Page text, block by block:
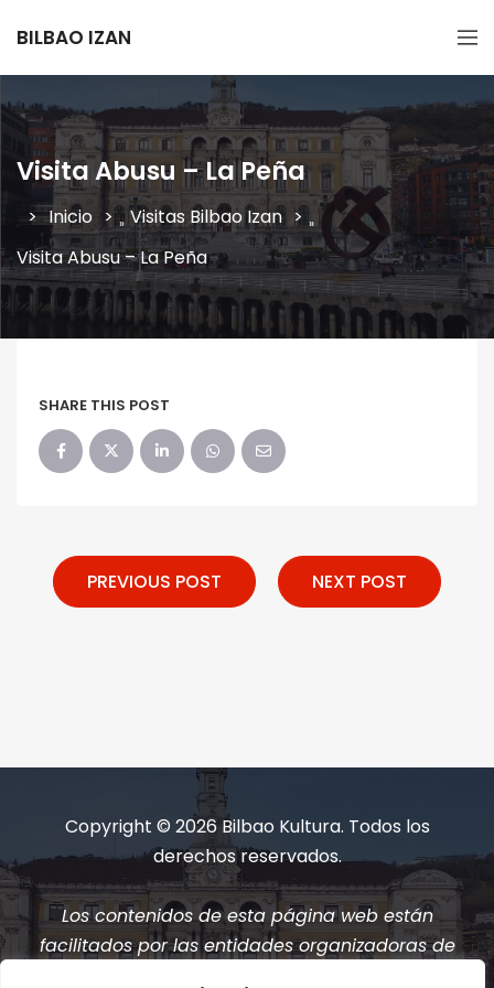
BILBAO IZAN
Visita Abusu – La Peña
Inicio » Visitas Bilbao Izan »
Visita Abusu – La Peña
SHARE THIS POST
PREVIOUS POST NEXT POST
Copyright © 2026 Bilbao Kultura. Todos los
derechos reservados.
Los contenidos de esta página web están
facilitados por las entidades organizadoras de